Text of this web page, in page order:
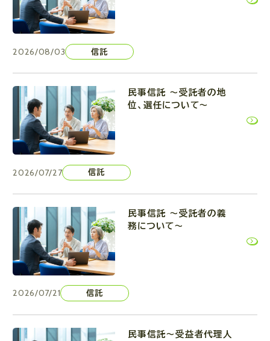
2026/08/03 信託
2026/07/27 信託
民事信託 ～受託者の地
位、選任について～
2026/07/21 信託
民事信託 ～受託者の義
務について～
民事信託～受益者代理人